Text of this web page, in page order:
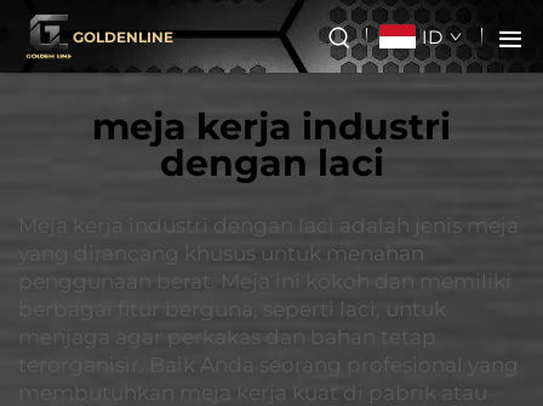
GOLDENLINE ID
meja kerja industri
dengan laci
Meja kerja industri dengan laci adalah jenis meja
yang dirancang khusus untuk menahan
penggunaan berat. Meja ini kokoh dan memiliki
berbagai fitur berguna, seperti laci, untuk
menjaga agar perkakas dan bahan tetap
terorganisir. Baik Anda seorang profesional yang
membutuhkan meja kerja kuat di pabrik atau